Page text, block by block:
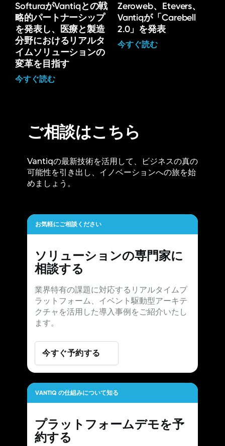
SofturaがVantiqとの戦
略的パートナーシップ
を発表し、医療と製造
分野におけるリアルタ
イムソリューションの
変革を目指す
今すぐ読む
Zeroweb、Etevers、
Vantiqが「Carebell
2.0」を発表
今すぐ読む
ご相談はこちら
Vantiqの最新技術を活用して、ビジネスの真の
可能性を引き出し、イノベーションへの旅を始
めましょう。
お気軽にご相談ください
ソリューションの専門家に
相談する
業界特有の課題に対応するリアルタイムプ
ラットフォーム、イベント駆動型アーキテ
クチャを活用した導入事例をご紹介いたし
ます。
今すぐ予約する
VANTIQ の仕組みについて知る
プラットフォームデモを予
約する